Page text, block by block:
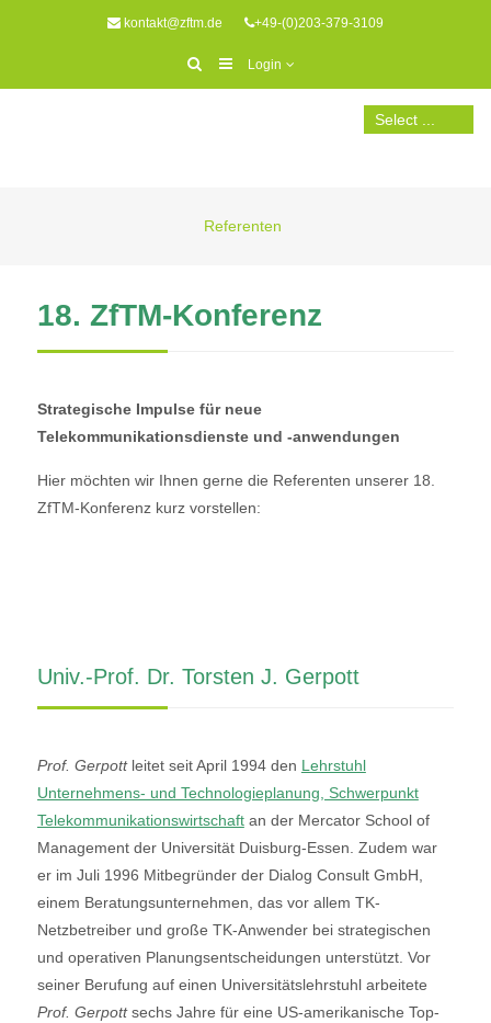
kontakt@zftm.de +49-(0)203-379-3109
Login
Referenten
18. ZfTM-Konferenz
Strategische Impulse für neue
Telekommunikationsdienste und -anwendungen
Hier möchten wir Ihnen gerne die Referenten unserer 18.
ZfTM-Konferenz kurz vorstellen:
Univ.-Prof. Dr. Torsten J. Gerpott
Prof. Gerpottleitet seit April 1994 den Lehrstuhl
Unternehmens- und Technologieplanung, Schwerpunkt
Telekommunikationswirtschaftan der Mercator School of
Management der Universität Duisburg-Essen. Zudem war
er im Juli 1996 Mitbegründer der Dialog Consult GmbH,
einem Beratungsunternehmen, das vor allem TK-
Netzbetreiber und große TK-Anwender bei strategischen
und operativen Planungsentscheidungen unterstützt. Vor
seiner Berufung auf einen Universitätslehrstuhl arbeitete
Prof. Gerpottsechs Jahre für eine US-amerikanische Top-